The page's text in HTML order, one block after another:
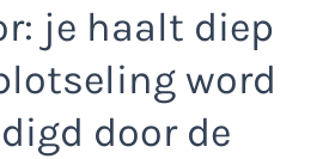
je haalt diep
word
door de